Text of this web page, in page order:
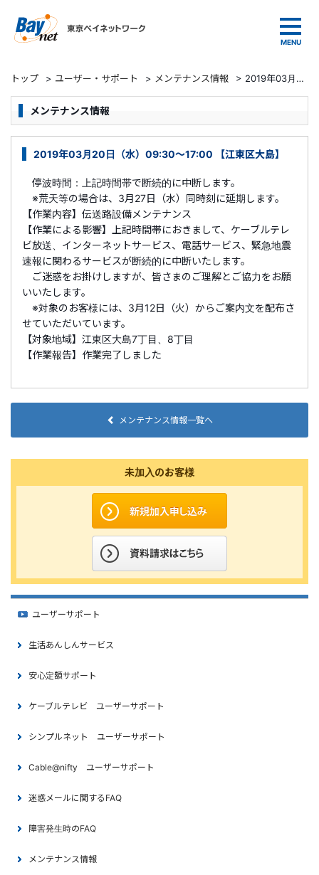
トップ > ユーザー・サポート > メンテナンス情報 > 2019年03月20日（水）09:30～17:00 【江東区大島】
メンテナンス情報
2019年03月20日（水）09:30～17:00 【江東区大島】
停波時間：上記時間帯で断続的に中断します。
※荒天等の場合は、3月27日（水）同時刻に延期します。
【作業内容】伝送路設備メンテナンス
【作業による影響】上記時間帯におきまして、ケーブルテレ
ビ放送、インターネットサービス、電話サービス、緊急地震
速報に関わるサービスが断続的に中断いたします。
ご迷惑をお掛けしますが、皆さまのご理解とご協力をお願
いいたします。
※対象のお客様には、3月12日（火）からご案内文を配布さ
せていただいています。
【対象地域】江東区大島7丁目、8丁目
【作業報告】作業完了しました
メンテナンス情報一覧へ
未加入のお客様
ユーザーサポート
生活あんしんサービス
安心定額サポート
ケーブルテレビ ユーザーサポート
シンプルネット ユーザーサポート
Cable@nifty ユーザーサポート
迷惑メールに関するFAQ
障害発生時のFAQ
メンテナンス情報